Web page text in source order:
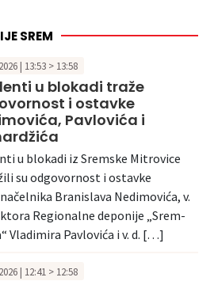
SREM
| 13:53 > 13:58
u blokadi traže
i ostavke
Pavlovića i
u blokadi iz Sremske Mitrovice
su odgovornost i ostavke
Branislava Nedimovića, v.
Regionalne deponije „Srem-
Vladimira Pavlovića i v. d. […]
| 12:41 > 12:58